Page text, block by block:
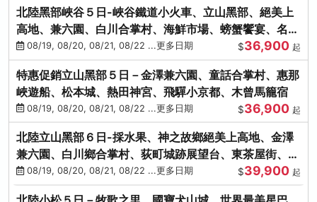
北陸黑部峽谷５日-峽谷鐵道小火車、立山黑部、絕美上
高地、兼六園、白川合掌村、海鮮市場、螃蟹饗宴、名湯
雙溫泉
08/19, 08/20, 08/21, 08/22 ...更多日期 $36,900 起
特惠促銷立山黑部５日－金澤兼六園、童話合掌村、惠那
峽遊船、松本城、熱田神宮、飛驒小京都、木曾馬籠宿
08/19, 08/20, 08/21, 08/22 ...更多日期 $36,900 起
北陸立山黑部６日-採水果、神之故鄉絕美上高地、金澤
兼六園、白川鄉合掌村、荻町城跡展望台、東茶屋街、名
花之里絢爛花海
08/19, 08/20, 08/21, 08/22 ...更多日期 $39,900 起